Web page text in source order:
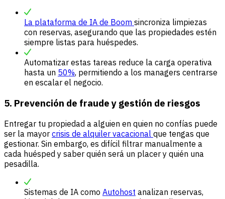
La plataforma de IA de Boom sincroniza limpiezas
con reservas, asegurando que las propiedades estén
siempre listas para huéspedes.
Automatizar estas tareas reduce la carga operativa
hasta un 50%, permitiendo a los managers centrarse
en escalar el negocio.
5. Prevención de fraude y gestión de riesgos
Entregar tu propiedad a alguien en quien no confías puede
ser la mayor crisis de alquiler vacacional que tengas que
gestionar. Sin embargo, es difícil filtrar manualmente a
cada huésped y saber quién será un placer y quién una
pesadilla.
Sistemas de IA como Autohost analizan reservas,